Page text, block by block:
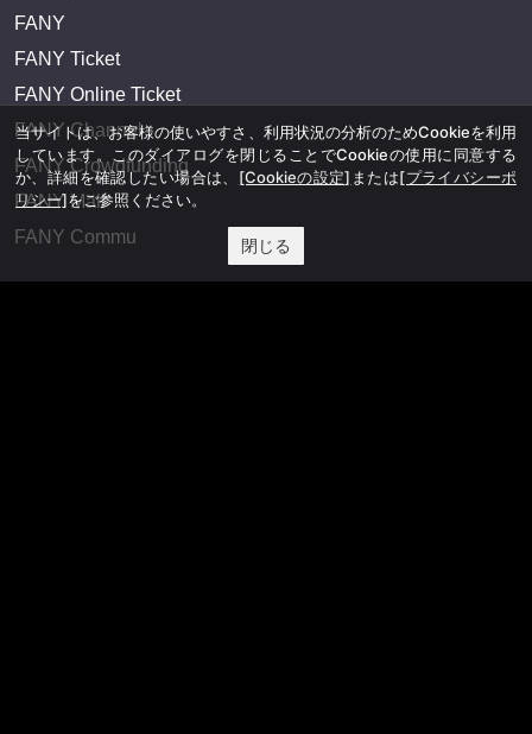
FANY
FANY Ticket
FANY Online Ticket
FANY Channel
FANY Crowdfunding
FANY Mall
FANY Commu
当サイトは、お客様の使いやすさ、利用状況の分析のためCookieを利用
しています。このダイアログを閉じることでCookieの使用に同意する
か、詳細を確認したい場合は、 [Cookieの設定] または[プライバシーポ
リシー]をご参照ください。
閉じる